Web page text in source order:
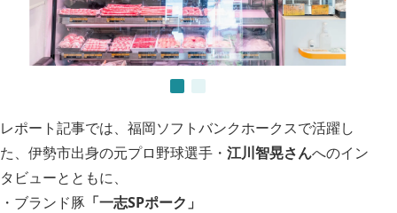
レポート記事では、福岡ソフトバンクホークスで活躍し
た、伊勢市出身の元プロ野球選手・ 江川智晃さんへのイン
タビューとともに、
・ブランド豚 「一志SPポーク」